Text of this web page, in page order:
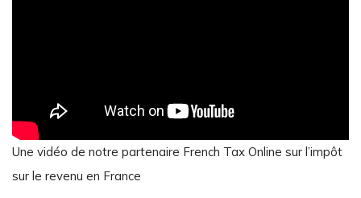
Une vidéo de notre partenaire French Tax Online sur l’impôt
sur le revenu en France